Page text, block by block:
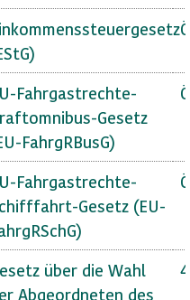
Fahrgastrechte-
Gesetz
FahrgRBusG)
Fahrgastrechte-
Gesetz (EU-
über die Wahl
Abgeordneten des